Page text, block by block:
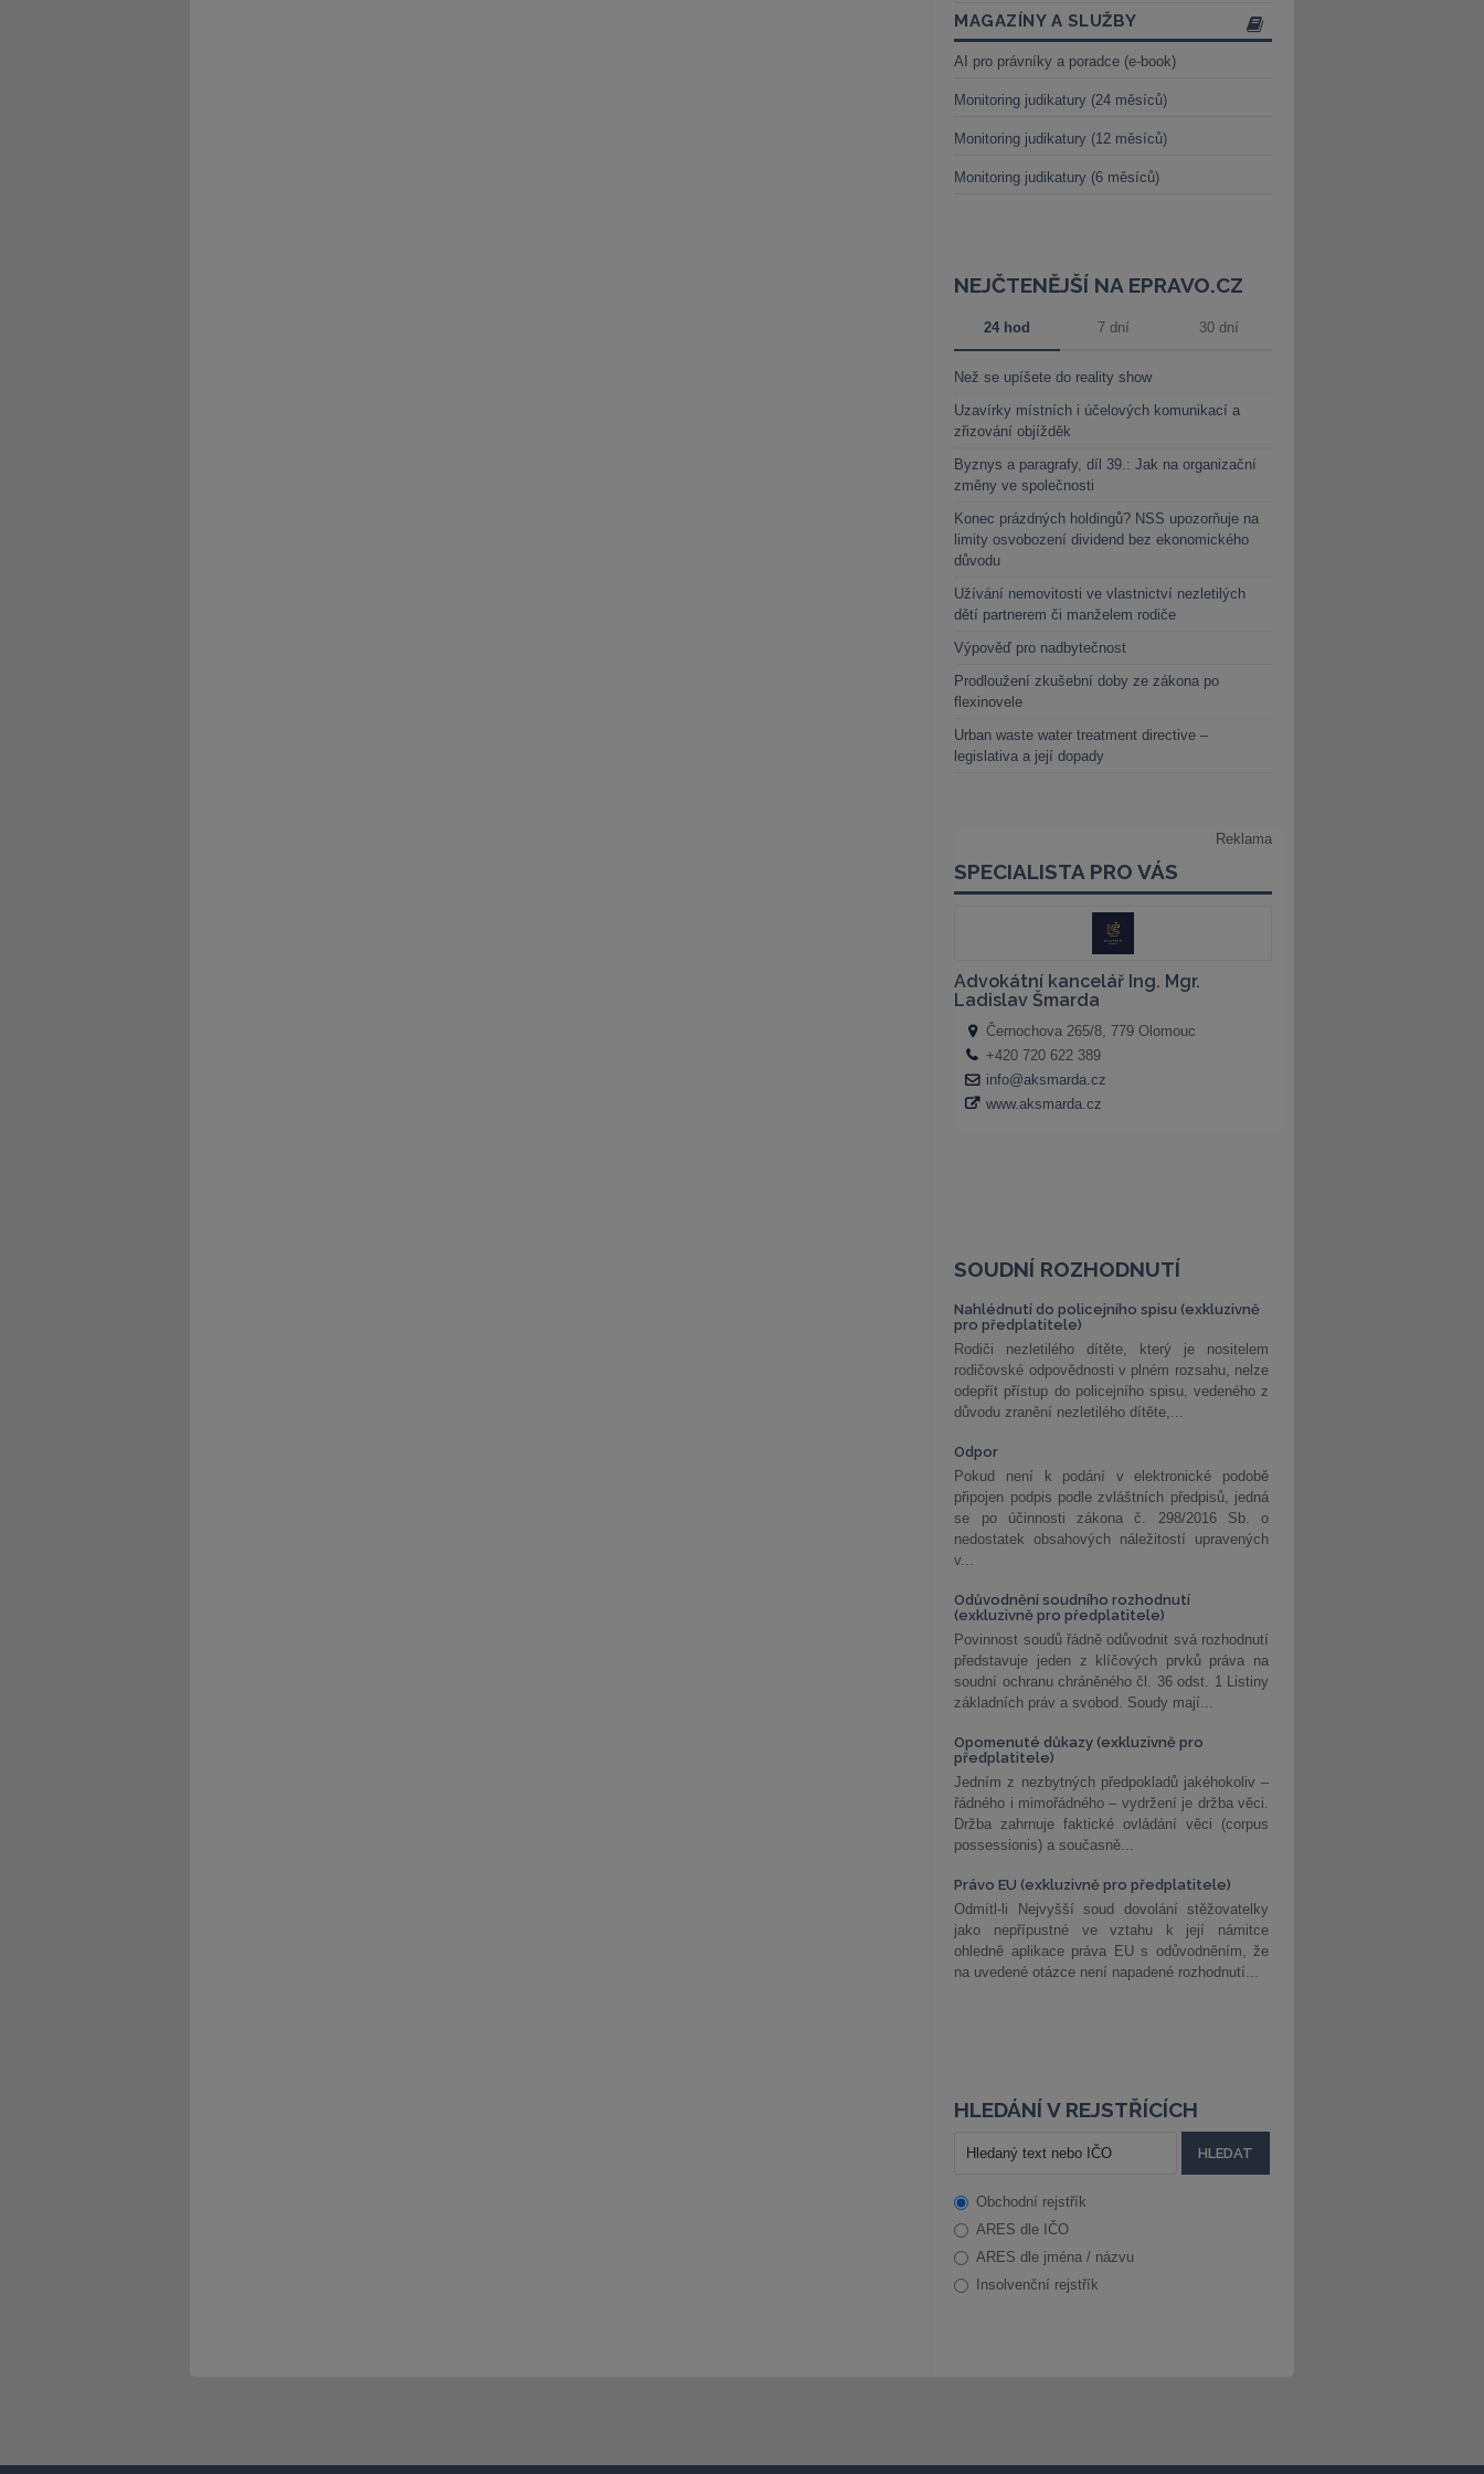
MAGAZÍNY A SLUŽBY
AI pro právníky a poradce (e-book)
Monitoring judikatury (24 měsíců)
Monitoring judikatury (12 měsíců)
Monitoring judikatury (6 měsíců)
NEJČTENĚJŠÍ NA EPRAVO.CZ
24 hod 7 dní 30 dní
Než se upíšete do reality show
Uzavírky místních i účelových komunikací a
zřizování objížděk
Byznys a paragrafy, díl 39.: Jak na organizační
změny ve společnosti
Konec prázdných holdingů? NSS upozorňuje na
limity osvobození dividend bez ekonomického
důvodu
Užívání nemovitosti ve vlastnictví nezletilých
dětí partnerem či manželem rodiče
Výpověď pro nadbytečnost
Prodloužení zkušební doby ze zákona po
flexinovele
Urban waste water treatment directive –
legislativa a její dopady
SOUDNÍ ROZHODNUTÍ
Nahlédnutí do policejního spisu (exkluzivně
pro předplatitele)
Rodiči nezletilého dítěte, který je nositelem
rodičovské odpovědnosti v plném rozsahu, nelze
odepřít přístup do policejního spisu, vedeného z
důvodu zranění nezletilého dítěte,...
Odpor
Pokud není k podání v elektronické podobě
připojen podpis podle zvláštních předpisů, jedná
se po účinnosti zákona č. 298/2016 Sb. o
nedostatek obsahových náležitostí upravených
v...
Odůvodnění soudního rozhodnutí
(exkluzivně pro předplatitele)
Povinnost soudů řádně odůvodnit svá rozhodnutí
představuje jeden z klíčových prvků práva na
soudní ochranu chráněného čl. 36 odst. 1 Listiny
základních práv a svobod. Soudy mají...
Opomenuté důkazy (exkluzivně pro
předplatitele)
Jedním z nezbytných předpokladů jakéhokoliv –
řádného i mimořádného – vydržení je držba věci.
Držba zahrnuje faktické ovládání věci (corpus
possessionis) a současně...
Právo EU (exkluzivně pro předplatitele)
Odmítl-li Nejvyšší soud dovolání stěžovatelky
jako nepřípustné ve vztahu k její námitce
ohledně aplikace práva EU s odůvodněním, že
na uvedené otázce není napadené rozhodnutí...
HLEDÁNÍ V REJSTŘÍCÍCH
Obchodní rejstřík
ARES dle IČO
ARES dle jména / názvu
Insolvenční rejstřík